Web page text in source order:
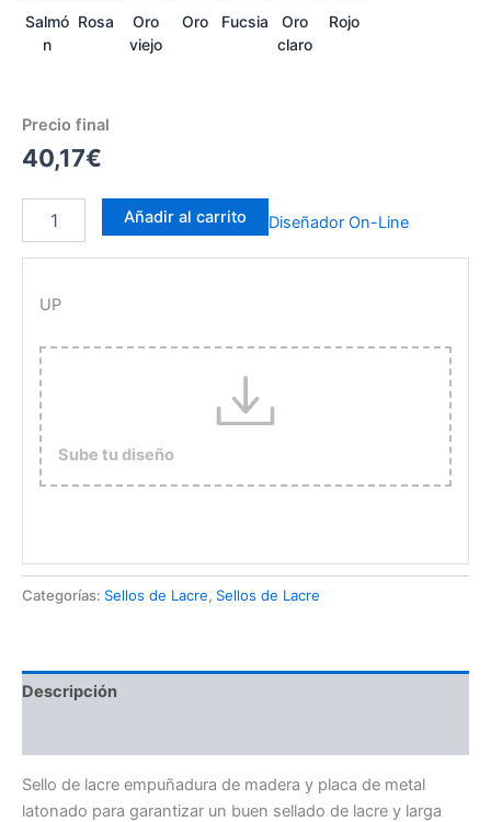
Salmó
n
Rosa
Oro
viejo
Oro Fucsia
Oro
claro
Rojo
Precio final
40,17€
Añadir al carrito Diseñador On-Line
UP
Sube tu diseño
Categorías: Sellos de Lacre, Sellos de Lacre
Descripción
Sello de lacre empuñadura de madera y placa de metal
latonado para garantizar un buen sellado de lacre y larga